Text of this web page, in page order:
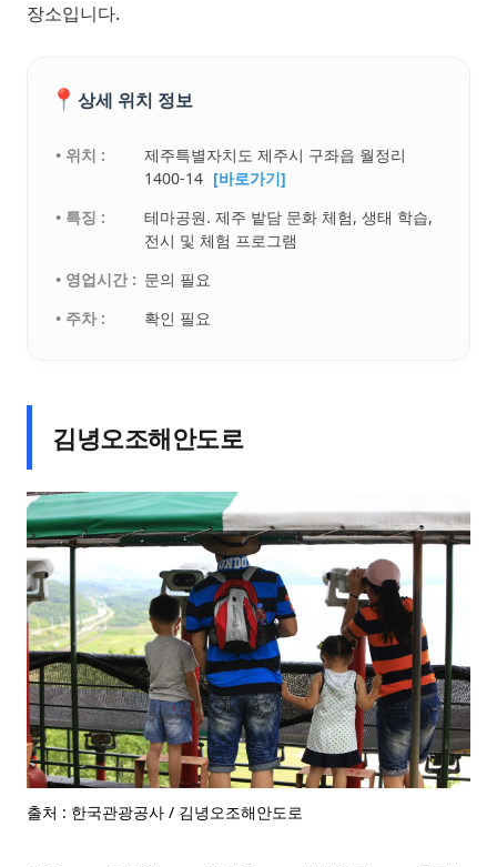
장소입니다.
📍 상세 위치 정보
• 위치 :
제주특별자치도 제주시 구좌읍 월정리
1400-14 [바로가기]
• 특징 :
테마공원. 제주 밭담 문화 체험, 생태 학습,
전시 및 체험 프로그램
• 영업시간 : 문의 필요
• 주차 :
확인 필요
김녕오조해안도로
출처 : 한국관광공사 / 김녕오조해안도로